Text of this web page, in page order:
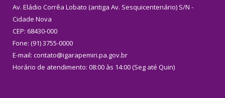
Av. Eládio Corrêa Lobato (antiga Av. Sesquicentenário) S/N -
Cidade Nova
CEP: 68430-000
Fone: (91) 3755-0000
E-mail: contato@igarapemiri.pa.gov.br
Horário de atendimento: 08:00 às 14:00 (Seg até Quin)